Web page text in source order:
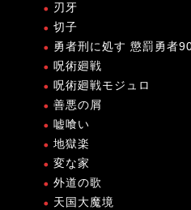
刃牙
切子
勇者刑に処す 懲罰勇者
呪術廻戦
呪術廻戦モジュロ
善悪の屑
嘘喰い
地獄楽
変な家
外道の歌
天国大魔境